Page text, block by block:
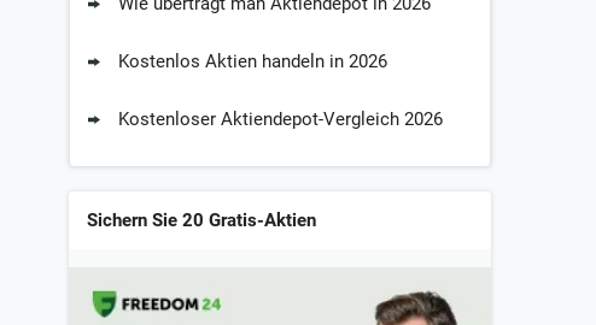
Kostenlos Aktien handeln in 2026
Kostenloser Aktiendepot-Vergleich 2026
Sichern Sie 20 Gratis-Aktien